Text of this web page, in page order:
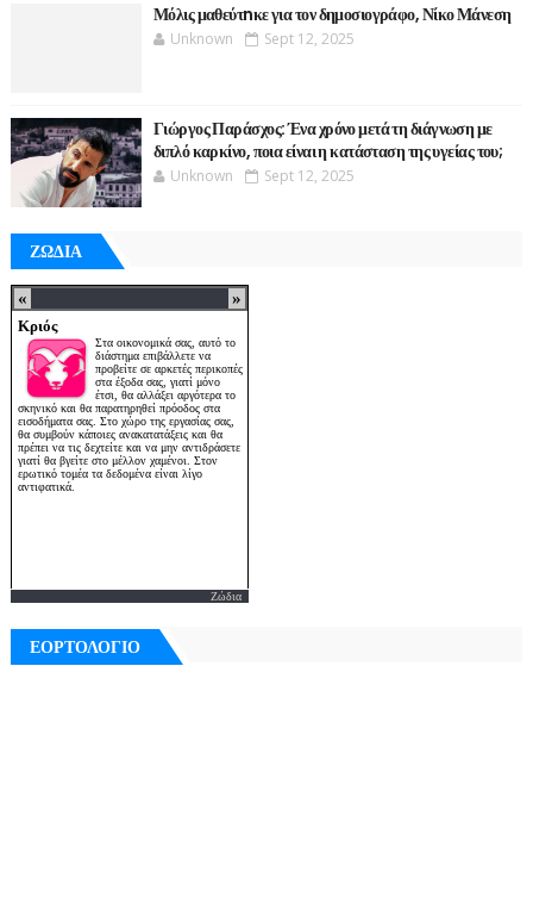
Μόλις μαθεύτnκε για τον δημοσιογράφο, Νίκο Μάνεση
Unknown Sept 12, 2025
Γιώργος Παράσχος: Ένα χρόνο μετά τη διάγνωση με
διπλό καρκίνο, ποια είναι η κατάσταση της υγείας του;
Unknown Sept 12, 2025
ΖΩΔΙΑ
Ζώδια
ΕΟΡΤΟΛΟΓΙΟ